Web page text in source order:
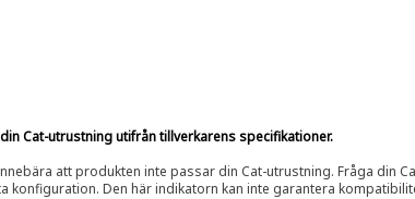
Cat-utrustning utifrån tillverkarens specifikationer.
att produkten inte passar din Cat-utrustning. Fråga din
Den här indikatorn kan inte garantera